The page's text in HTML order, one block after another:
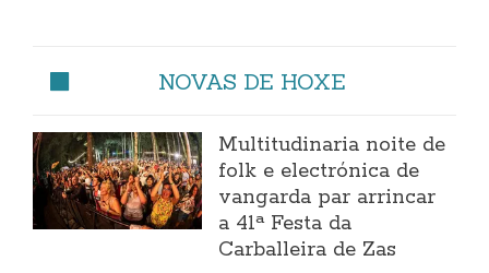
NOVAS DE HOXE
Multitudinaria noite de
folk e electrónica de
vangarda par arrincar
a 41ª Festa da
Carballeira de Zas